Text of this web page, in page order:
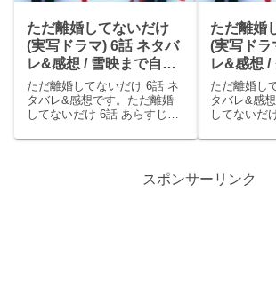
ただ離婚してないだけ
(実写ドラマ) 6話 ネタバ
レ&感想 / 雪映まで自分
の首を絞める行動に( ﾟ
Дﾟ)
ただ離婚してないだけ 6話 ネ
タバレ&感想です。ただ離婚
してないだけ 6話 あらすじ正
基)に名前がバレてしまい店か
かけるがなんとかかわして正
隆は帰宅した。雪映（中村ゆ
ただ離婚
(実写ドラ
レ&感想 /
かかる北
りはいつ
ただ離婚し
タバレ&感
してないだ
えられた柿
り「絶対お
は「わかっ
スポンサーリンク